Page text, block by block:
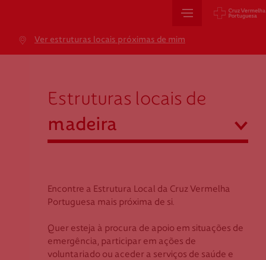
Ver estruturas locais próximas de mim
sede@cruzvermelha.org.pt
Avenida Casal Ribeiro, 59, 6º, 1049-053 Lisboa
+351 707 10 28 28
Estruturas locais de
madeira
Beja
Bragança
Castelo Branco
Encontre a Estrutura Local da Cruz Vermelha
Portuguesa mais próxima de si.
Quer esteja à procura de apoio em situações de
emergência, participar em ações de
voluntariado ou aceder a serviços de saúde e